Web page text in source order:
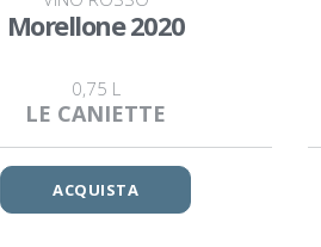
Morellone 2020
0,75 L
LE CANIETTE
ACQUISTA